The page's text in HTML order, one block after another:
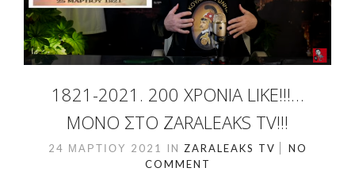
1821-2021. 200 ΧΡΌΝΙΑ LIKE!!!…
ΜΌΝΟ ΣΤΟ ZARALEAKS TV!!!
24 ΜΑΡΤΊΟΥ 2021 IN ZARALEAKS TV
NO
COMMENT